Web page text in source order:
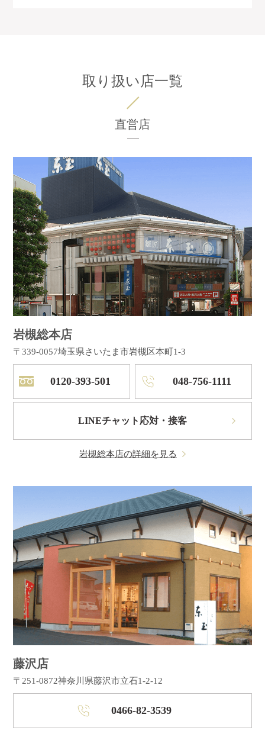
取り扱い店一覧
直営店
岩槻総本店
〒339-0057埼玉県さいたま市岩槻区本町1-3
0120-393-501 048-756-1111
LINEチャット応対・接客
岩槻総本店の詳細を見る
藤沢店
〒251-0872神奈川県藤沢市立石1-2-12
0466-82-3539